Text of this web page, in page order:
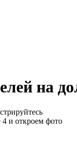
на
и откроем фото